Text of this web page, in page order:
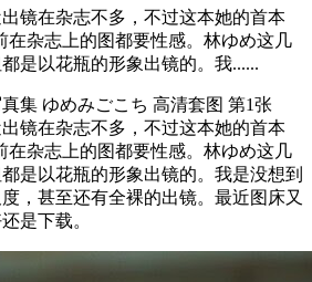
镜在杂志不多，不过这本她的首本
在杂志上的图都要性感。林ゆめ这几
是以花瓶的形象出镜的。我......
镜在杂志不多，不过这本她的首本
在杂志上的图都要性感。林ゆめ这几
是以花瓶的形象出镜的。我是没想到
，甚至还有全裸的出镜。最近图床又
是下载。